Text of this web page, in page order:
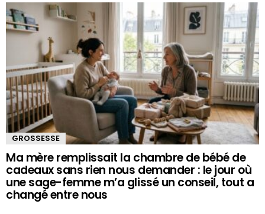
GROSSESSE
Ma mère remplissait la chambre de bébé de
cadeaux sans rien nous demander : le jour où
une sage-femme m’a glissé un conseil, tout a
changé entre nous